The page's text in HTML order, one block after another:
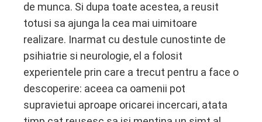
de munca. Si dupa toate acestea, a reusit
totusi sa ajunga la cea mai uimitoare
realizare. Inarmat cu destule cunostinte de
psihiatrie si neurologie, el a folosit
experientele prin care a trecut pentru a face o
descoperire: aceea ca oamenii pot
supravietui aproape oricarei incercari, atata